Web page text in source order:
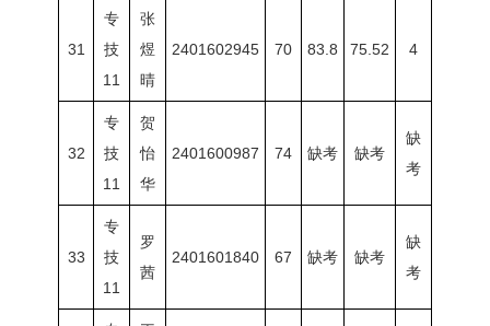
31
专
技
11
张
煜
晴
2401602945 70 83.8 75.52 4
32
专
技
11
贺
怡
华
2401600987 74 缺考 缺考
缺
考
33
专
技
11
罗
茜
2401601840 67 缺考 缺考
缺
考